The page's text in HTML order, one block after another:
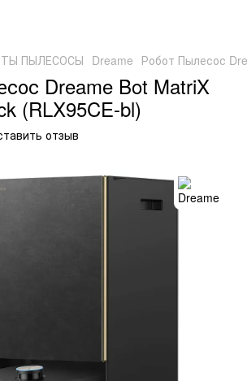
ПЫЛЕСОСЫ Dreame Робот Пылесос
Dreame Bot MatriX
(RLX95CE-bl)
отзыв